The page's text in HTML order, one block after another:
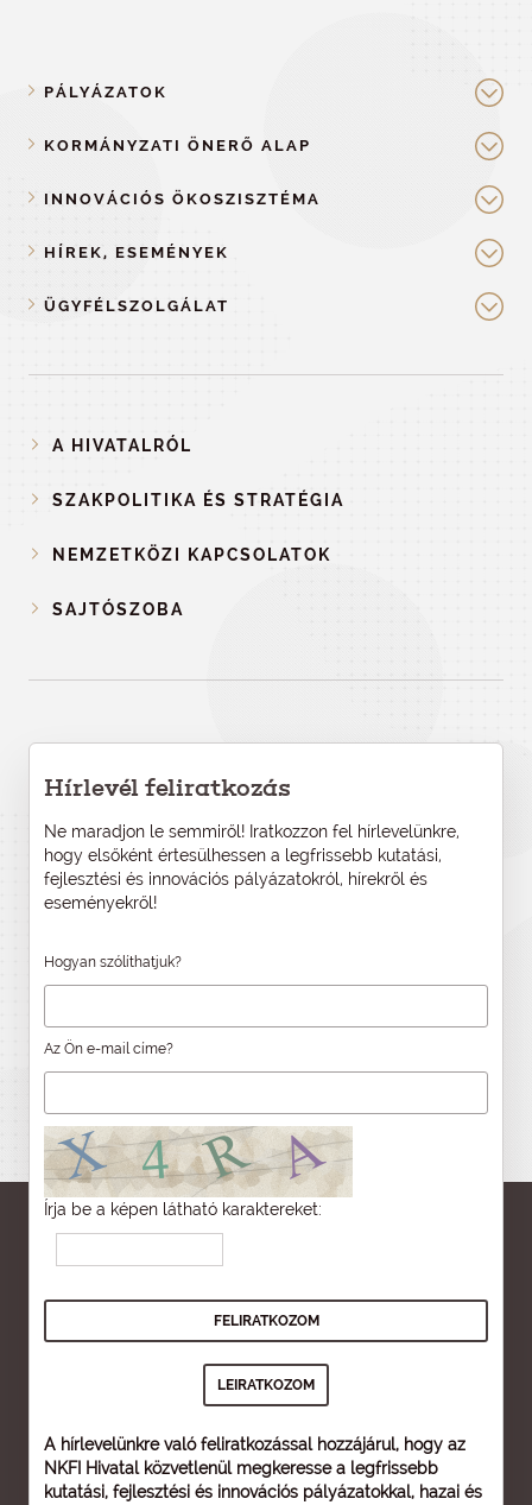
PÁLYÁZATOK
KORMÁNYZATI ÖNERŐ ALAP
INNOVÁCIÓS ÖKOSZISZTÉMA
HÍREK, ESEMÉNYEK
ÜGYFÉLSZOLGÁLAT
A HIVATALRÓL
SZAKPOLITIKA ÉS STRATÉGIA
NEMZETKÖZI KAPCSOLATOK
SAJTÓSZOBA
Hírlevél feliratkozás
Ne maradjon le semmiről! Iratkozzon fel hírlevelünkre,
hogy elsőként értesülhessen a legfrissebb kutatási,
fejlesztési és innovációs pályázatokról, hírekről és
eseményekről!
Hogyan szólíthatjuk?
Az Ön e-mail címe?
Írja be a képen látható karaktereket:
A hírlevelünkre való feliratkozással hozzájárul, hogy az
NKFI Hivatal közvetlenül megkeresse a legfrissebb
kutatási, fejlesztési és innovációs pályázatokkal, hazai és